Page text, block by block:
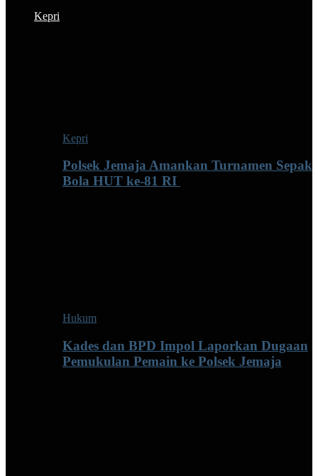
Kepri
Kepri
Polsek Jemaja Amankan Turnamen Sepak
Bola HUT ke-81 RI ‎
Hukum
Kades dan BPD Impol Laporkan Dugaan
Pemukulan Pemain ke Polsek Jemaja